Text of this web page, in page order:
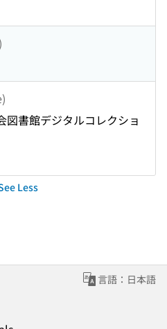
図書館デジタルコレクショ
Less
言語：日本語